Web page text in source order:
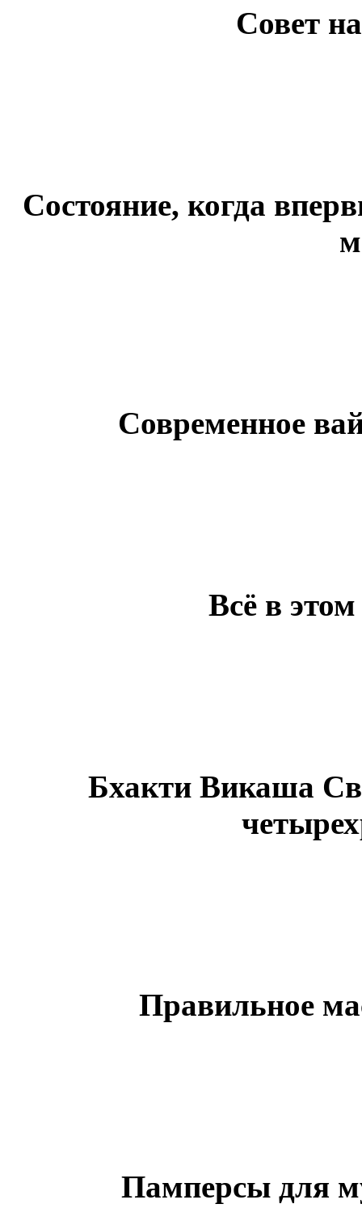
Совет
Состояние, когда
Современное
Всё в
Бхакти Викаша
Правильное
Памперсы для